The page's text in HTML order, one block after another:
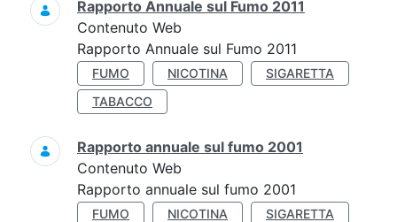
Rapporto Annuale sul Fumo 2011
Contenuto Web
Rapporto Annuale sul Fumo 2011
FUMO NICOTINA
SIGARETTA
TABACCO
Rapporto annuale sul fumo 2001
Contenuto Web
Rapporto annuale sul fumo 2001
FUMO NICOTINA
SIGARETTA